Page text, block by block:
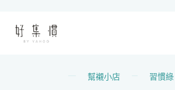
幫襯小店 習慣綠